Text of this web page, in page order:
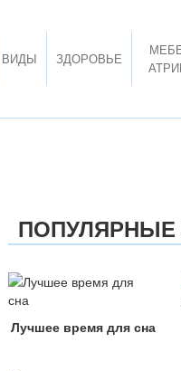
ВИДЫ ЗДОРОВЬЕ
Лучшее время для сна